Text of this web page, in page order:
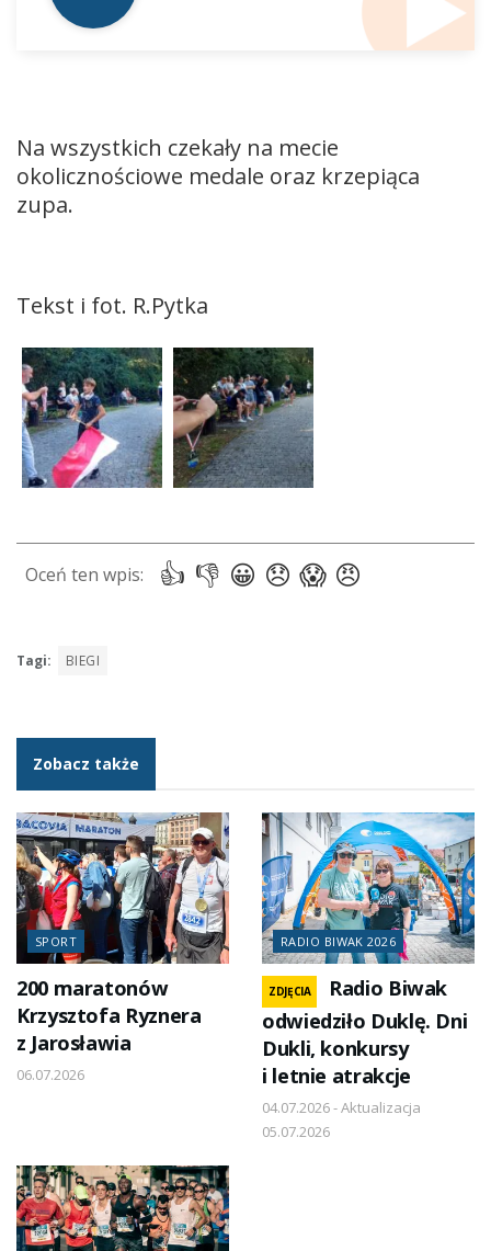
Na wszystkich czekały na mecie
okolicznościowe medale oraz krzepiąca
zupa.
Tekst i fot. R.Pytka
Tagi: BIEGI
Zobacz także
SPORT
200 maratonów
Krzysztofa Ryznera
z Jarosławia
06.07.2026
RADIO BIWAK 2026
ZDJĘCIA
Radio Biwak
odwiedziło Duklę. Dni
Dukli, konkursy
i letnie atrakcje
04.07.2026 - Aktualizacja
05.07.2026